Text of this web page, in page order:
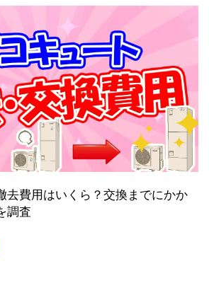
去費用はいくら？交換までにかか
調査